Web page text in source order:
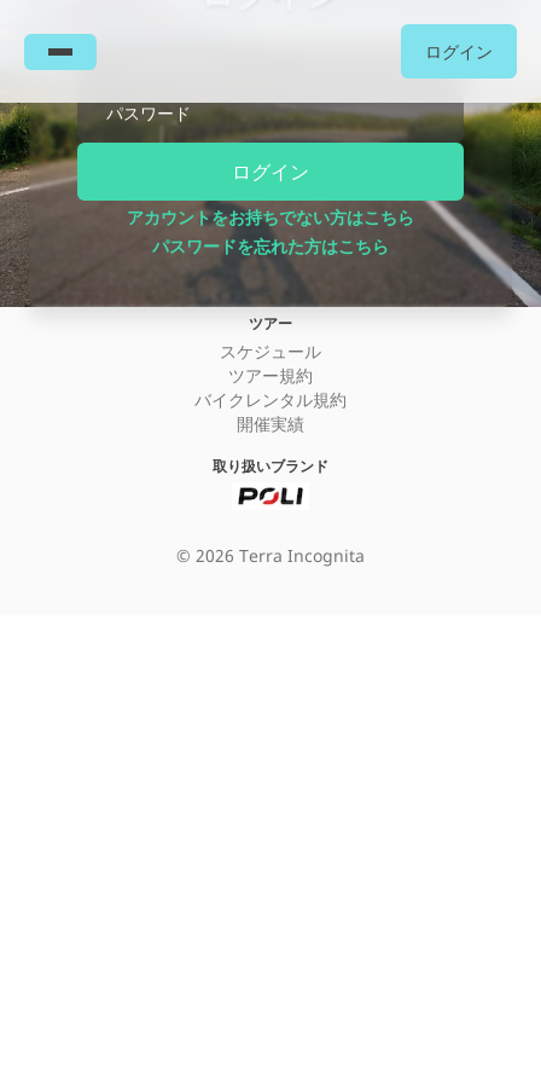
ログイン
パスワード
ログイン
アカウントをお持ちでない方はこちら
パスワードを忘れた方はこちら
会社について
事業構想
ニュース
お問い合わせ
特定商取引法に基づく表記
ツアー
スケジュール
ツアー規約
バイクレンタル規約
開催実績
取り扱いブランド
© 2026 Terra Incognita